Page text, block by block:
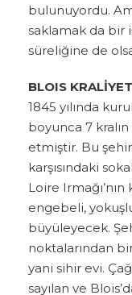
bulunuyordu.
saklamak da bir
süreliğine de
BLOIS
1845 yılında
boyunca 7
etmiştir. Bu
karşısındaki
Loire
engebeli,
büyüleyecek.
noktalarından
yani sihir evi.
sayılan ve